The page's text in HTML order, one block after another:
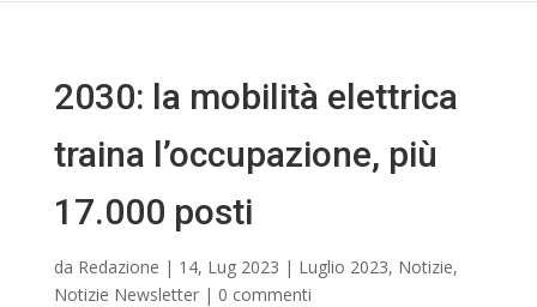
2030: la mobilità elettrica
traina l’occupazione, più
17.000 posti
da Redazione | 14, Lug 2023 | Luglio 2023, Notizie,
Notizie Newsletter| 0 commenti